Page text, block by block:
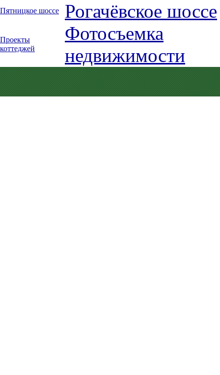
Пятницкое шоссе Рогачёвское шоссе
Проекты
коттеджей
Фотосъемка
недвижимости